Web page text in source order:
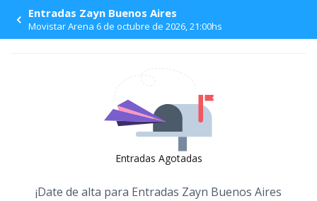
Entradas Zayn Buenos Aires
Movistar Arena 6 de octubre de 2026, 21:00hs
Entradas Agotadas
¡Date de alta para Entradas Zayn Buenos Aires